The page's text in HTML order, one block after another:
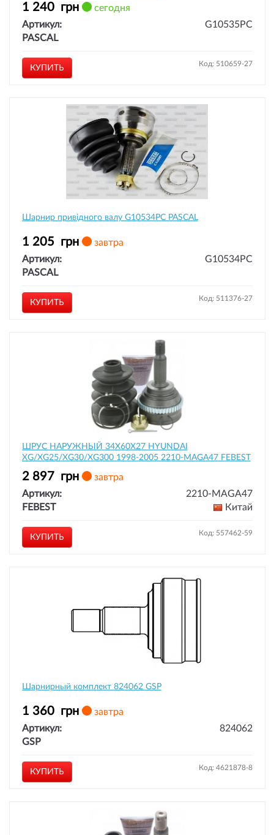
1 240 грн
сегодня
Артикул:
G10535PC
PASCAL
КУПИТЬ Код: 510659-27
Шарнир привідного валу G10534PC PASCAL
1 205 грн
завтра
Артикул:
G10534PC
PASCAL
КУПИТЬ Код: 511376-27
ШРУС НАРУЖНЫЙ 34X60X27 HYUNDAI
XG/XG25/XG30/XG300 1998-2005 2210-MAGA47 FEBEST
2 897 грн
завтра
Артикул:
2210-MAGA47
FEBEST
Китай
КУПИТЬ Код: 557462-59
Шарнирный комплект 824062 GSP
1 360 грн
завтра
Артикул:
824062
GSP
КУПИТЬ Код: 4621878-8